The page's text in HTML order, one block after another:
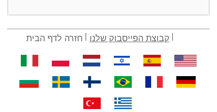
קבוצת הפייסבוק שלנו חזרה לדף הבית